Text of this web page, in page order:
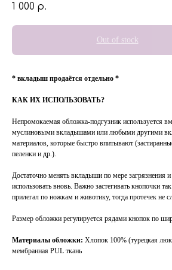
1 000 р.
Out of stock
* вкладыш продаётся отдельно *
КАК ИХ ИСПОЛЬЗОВАТЬ?
Непромокаемая обложка-подгузник используется
муслиновыми вкладышами или любыми другими
материалов, которые быстро впитывают
пеленки и др.).
Достаточно менять вкладыши по мере загрязнения
использовать вновь. Важно застегивать кнопочки
прилегал по ножкам и животику, тогда протечек не
Размер обложки регулируется рядами кнопок по
Материалы обложки: Хлопок 100% (турецкая
мембранная PUL ткань